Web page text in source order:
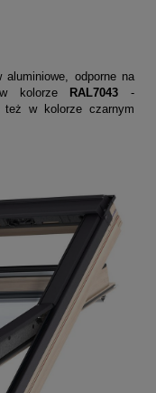
odporne na
w kolorze
RAL7043 -
też w kolorze czarnym